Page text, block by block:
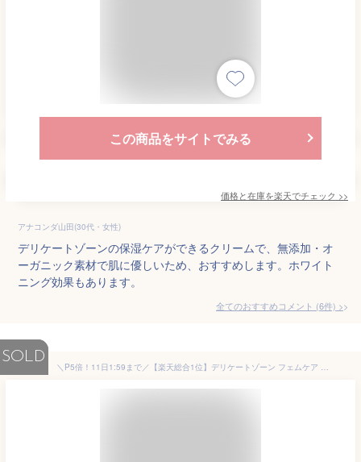
この商品をサイトでみる
価格と在庫を楽天でチェック >>
アナコンダ山田(30代・女性)
デリケートゾーンの保湿ケアができるクリームで、無添加・オ
ーガニック素材で肌に優しいため、おすすめします。ホワイト
ニング効果もあります。
全てのおすすめコメント (6件) >
SOLD
＼P5倍！11日1:59まで／【楽天総合1位】デリケートゾーン フェムケア 黒ずみ 美白 保湿 クリーム トラネキサム酸 アルブチン 黒ずみクリーム ボディクリーム VIO 乳首 バストトップ お尻 脇 肘 膝 医薬部外品 100g ENAVIS エナヴィス エナビス +1